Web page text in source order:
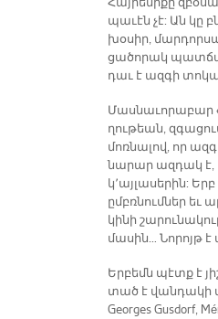
Հայ­րե­նի­քը
պա­ւէն չէ: Ան կը
խօ­սիր,
ցա­ծո­րակ
դաւ է ազ­գի
Մաս­նա­ւո­րա­բար
ղու­թեան,
մոռ­նա­լով, որ
նա­րար ազ­դակ է,
կ՚այ­լա­սե­րին:
ըմբռ­նում­ներ եւ
կի­նի
մա­սին… Նո­րոյթ
Եր­բեմն պէտք է
տած է վան­դա­կի
Georges Gusdorf,